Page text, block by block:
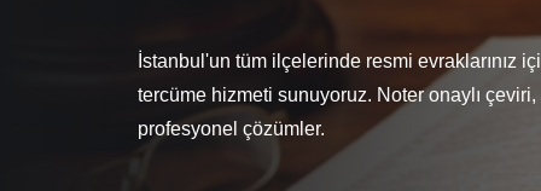
İstanbul'un tüm ilçelerinde resmi evraklarınız
tercüme hizmeti sunuyoruz. Noter onaylı
profesyonel çözümler.